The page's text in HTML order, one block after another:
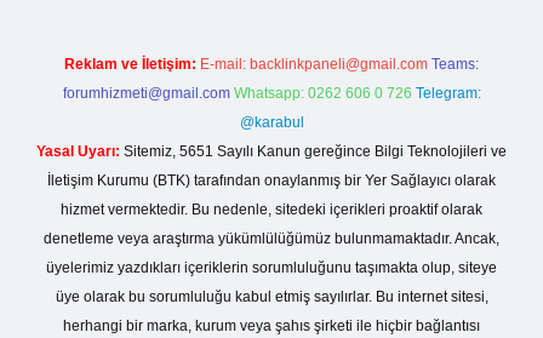
Reklam ve İletişim: E-mail: backlinkpaneli@gmail.com Teams:
forumhizmeti@gmail.com Whatsapp: 0262 606 0 726 Telegram:
@karabul
Yasal Uyarı: Sitemiz, 5651 Sayılı Kanun gereğince Bilgi Teknolojileri ve
İletişim Kurumu (BTK) tarafından onaylanmış bir Yer Sağlayıcı olarak
hizmet vermektedir. Bu nedenle, sitedeki içerikleri proaktif olarak
denetleme veya araştırma yükümlülüğümüz bulunmamaktadır. Ancak,
üyelerimiz yazdıkları içeriklerin sorumluluğunu taşımakta olup, siteye
üye olarak bu sorumluluğu kabul etmiş sayılırlar. Bu internet sitesi,
herhangi bir marka, kurum veya şahıs şirketi ile hiçbir bağlantısı